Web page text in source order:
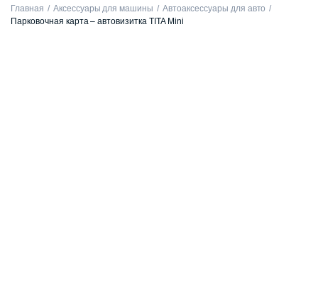
Главная Аксессуары для машины
Автоаксессуары для авто
Парковочная карта – автовизитка TITA Mini